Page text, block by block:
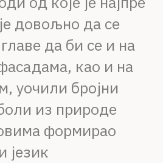
довољно да се
да би се и на
као и на
уочили бројни
из природе
формирао
језик